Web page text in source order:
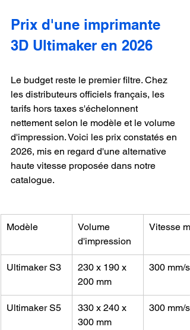
Prix d'une imprimante
3D Ultimaker en 2026
Le budget reste le premier filtre. Chez
les distributeurs officiels français, les
tarifs hors taxes s'échelonnent
nettement selon le modèle et le volume
d'impression. Voici les prix constatés en
2026, mis en regard d'une alternative
haute vitesse proposée dans notre
catalogue.
Modèle
Volume
d'impression
Vitesse
Ultimaker S3
230 x 190 x
200 mm
300 mm/s
Ultimaker S5
330 x 240 x
300 mm
300 mm/s